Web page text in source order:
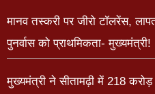
मानव तस्करी पर जीरो टॉलरेंस,
पुनर्वास को प्राथमिकता- मुख्यमंत्री!
मुख्यमंत्री ने सीतामढ़ी में 218